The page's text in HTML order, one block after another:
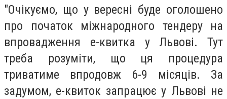
"Очікуємо, що у вересні буде оголошено
про початок міжнародного тендеру на
впровадження е-квитка у Львові. Тут
треба розуміти, що ця процедура
триватиме впродовж 6-9 місяців. За
задумом, е-квиток запрацює у Львові не